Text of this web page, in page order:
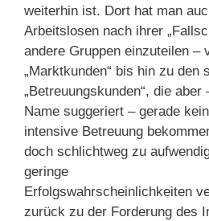
weiterhin ist. Dort hat man
Arbeitslosen nach ihrer
andere Gruppen einzuteilen –
„Marktkunden“ bis hin zu den
„Betreuungskunden“, die
Name suggeriert – gerade
intensive Betreuung
doch schlichtweg zu
geringe
Erfolgswahrscheinlichkeiten
zurück zu der Forderung des